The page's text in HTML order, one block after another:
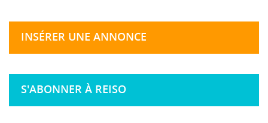
INSÉRER UNE ANNONCE
S'ABONNER À REISO